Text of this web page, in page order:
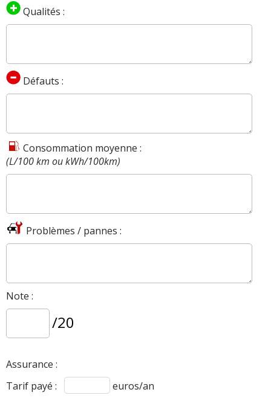
Qualités :
Défauts :
Consommation moyenne :
(L/100 km ou kWh/100km)
Problèmes / pannes :
Note :
/20
Assurance :
Tarif payé :
euros/an